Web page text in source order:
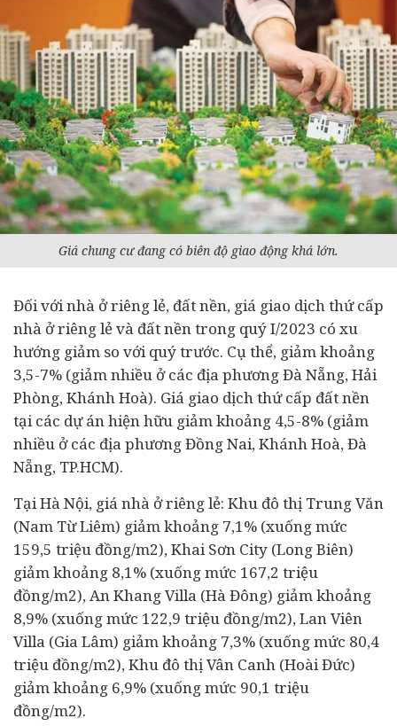
Giá chung cư đang có biên độ giao động khá lớn.
Đối với nhà ở riêng lẻ, đất nền, giá giao dịch thứ cấp
nhà ở riêng lẻ và đất nền trong quý I/2023 có xu
hướng giảm so với quý trước. Cụ thể, giảm khoảng
3,5-7% (giảm nhiều ở các địa phương Đà Nẵng, Hải
Phòng, Khánh Hoà). Giá giao dịch thứ cấp đất nền
tại các dự án hiện hữu giảm khoảng 4,5-8% (giảm
nhiều ở các địa phương Đồng Nai, Khánh Hoà, Đà
Nẵng, TP.HCM).
Tại Hà Nội, giá nhà ở riêng lẻ: Khu đô thị Trung Văn
(Nam Từ Liêm) giảm khoảng 7,1% (xuống mức
159,5 triệu đồng/m2), Khai Sơn City (Long Biên)
giảm khoảng 8,1% (xuống mức 167,2 triệu
đồng/m2), An Khang Villa (Hà Đông) giảm khoảng
8,9% (xuống mức 122,9 triệu đồng/m2), Lan Viên
Villa (Gia Lâm) giảm khoảng 7,3% (xuống mức 80,4
triệu đồng/m2), Khu đô thị Vân Canh (Hoài Đức)
giảm khoảng 6,9% (xuống mức 90,1 triệu
đồng/m2).